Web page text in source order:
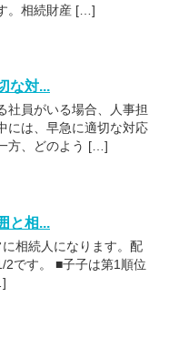
。相続財産 […]
な対...
社員がいる場合、人事担
には、早急に適切な対応
方、どのよう […]
と相...
相続人になります。配
2です。 ■子子は第1順位